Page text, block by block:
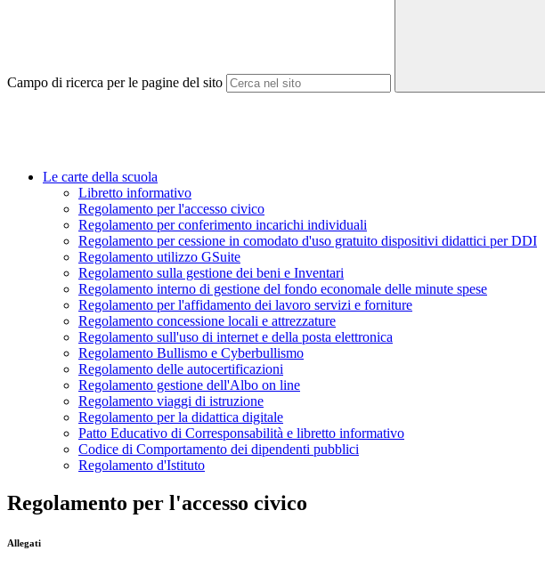
Campo di ricerca per le pagine del sito
Le carte della scuola
Libretto informativo
Regolamento per l'accesso civico
Regolamento per conferimento incarichi individuali
Regolamento per cessione in comodato d'uso gratuito dispositivi didattici per DDI
Regolamento utilizzo GSuite
Regolamento sulla gestione dei beni e Inventari
Regolamento interno di gestione del fondo economale delle minute spese
Regolamento per l'affidamento dei lavoro servizi e forniture
Regolamento concessione locali e attrezzature
Regolamento sull'uso di internet e della posta elettronica
Regolamento Bullismo e Cyberbullismo
Regolamento delle autocertificazioni
Regolamento gestione dell'Albo on line
Regolamento viaggi di istruzione
Regolamento per la didattica digitale
Patto Educativo di Corresponsabilità e libretto informativo
Codice di Comportamento dei dipendenti pubblici
Regolamento d'Istituto
Regolamento per l'accesso civico
Allegati